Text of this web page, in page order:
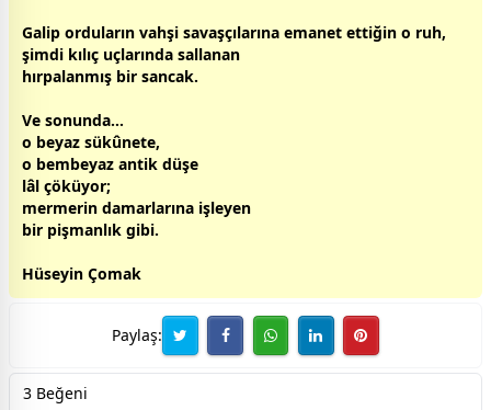
Galip orduların vahşi savaşçılarına emanet ettiğin o ruh,
şimdi kılıç uçlarında sallanan
hırpalanmış bir sancak.
Ve sonunda…
o beyaz sükûnete,
o bembeyaz antik düşe
lâl çöküyor;
mermerin damarlarına işleyen
bir pişmanlık gibi.
Hüseyin Çomak
Paylaş:
3 Beğeni